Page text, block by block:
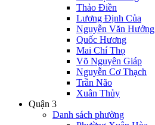
Thảo Điền
Lương Định Của
Nguyễn Văn Hưởng
Quốc Hương
Mai Chí Thọ
Võ Nguyên Giáp
Nguyễn Cơ Thạch
Trần Não
Xuân Thủy
Quận 3
Danh sách phường